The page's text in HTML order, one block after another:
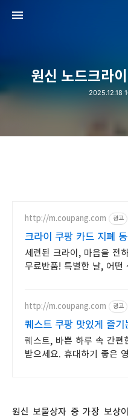
원신 노드크라
2025.12.18
http://m.coupang.com 광고
크라이 쿠팡 카드 지폐
세련된 크라이, 마음을 전
무료반품! 특별한 날, 어떤
http://m.coupang.com 광고
퀘스트 쿠팡 맛있게 즐기
퀘스트, 바쁜 하루 속 간편
받으세요. 휴대하기 좋은
원신 보물상자 중 가장 보상